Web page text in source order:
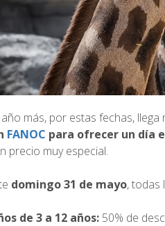
más, por estas fechas,
FANOC para ofrecer un día
precio muy especial.
domingo 31 de mayo, todas
de 3 a 12 años: 50% de